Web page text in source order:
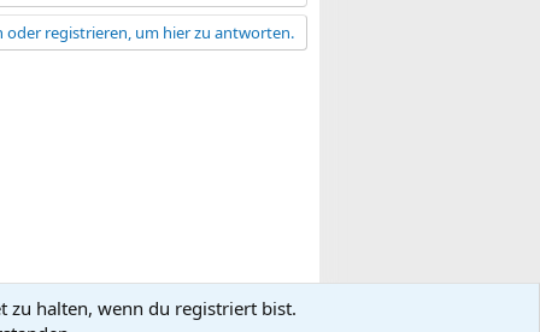
oder registrieren, um hier zu antworten.
Datenschutz
zu halten, wenn du registriert bist.